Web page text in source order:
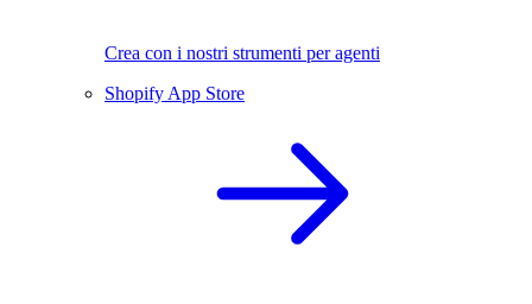
Crea con i nostri strumenti per agenti
Shopify App Store